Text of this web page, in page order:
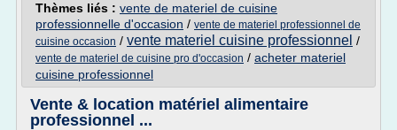
Thèmes liés : vente de materiel de cuisine
professionnelle d'occasion / vente de materiel professionnel de
cuisine occasion / vente materiel cuisine professionnel /
vente de materiel de cuisine pro d'occasion / acheter materiel
cuisine professionnel
Vente & location matériel alimentaire
professionnel ...